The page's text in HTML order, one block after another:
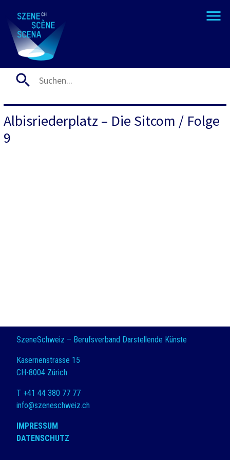
Albisriederplatz – Die Sitcom / Folge
9
SzeneSchweiz – Berufsverband Darstellende Künste
Kasernenstrasse 15
CH-8004 Zürich
T +41 44 380 77 77
info@szeneschweiz.ch
IMPRESSUM
DATENSCHUTZ